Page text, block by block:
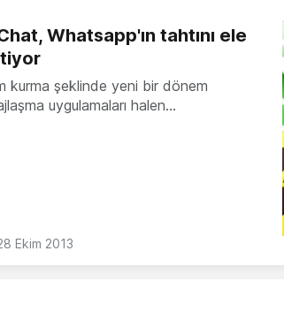
Whatsapp'ın tahtını ele
kurma şeklinde yeni bir dönem
uygulamaları halen…
Ekim 2013